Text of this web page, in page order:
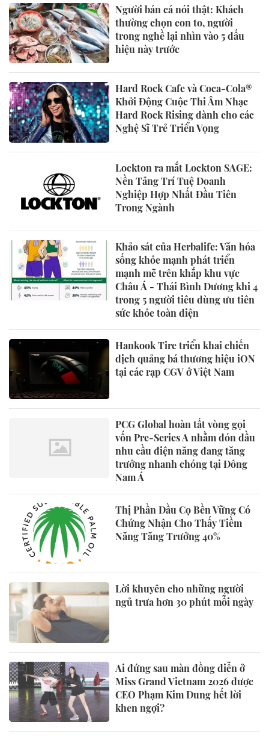
Người bán cá nói thật: Khách
thường chọn con to, người
trong nghề lại nhìn vào 5 dấu
hiệu này trước
Hard Rock Cafe và Coca-Cola®
Khởi Động Cuộc Thi Âm Nhạc
Hard Rock Rising dành cho các
Nghệ Sĩ Trẻ Triển Vọng
Lockton ra mắt Lockton SAGE:
Nền Tảng Trí Tuệ Doanh
Nghiệp Hợp Nhất Đầu Tiên
Trong Ngành
Khảo sát của Herbalife: Văn hóa
sống khỏe mạnh phát triển
mạnh mẽ trên khắp khu vực
Châu Á - Thái Bình Dương khi 4
trong 5 người tiêu dùng ưu tiên
sức khỏe toàn diện
Hankook Tire triển khai chiến
dịch quảng bá thương hiệu iON
tại các rạp CGV ở Việt Nam
PCG Global hoàn tất vòng gọi
vốn Pre-Series A nhằm đón đầu
nhu cầu điện năng đang tăng
trưởng nhanh chóng tại Đông
Nam Á
Thị Phần Dầu Cọ Bền Vững Có
Chứng Nhận Cho Thấy Tiềm
Năng Tăng Trưởng 40%
Lời khuyên cho những người
ngủ trưa hơn 30 phút mỗi ngày
Ai đứng sau màn đồng diễn ở
Miss Grand Vietnam 2026 được
CEO Phạm Kim Dung hết lời
khen ngợi?